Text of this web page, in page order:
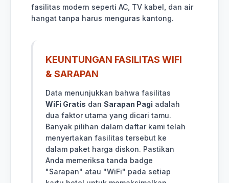
fasilitas modern seperti AC, TV kabel, dan air
hangat tanpa harus menguras kantong.
KEUNTUNGAN FASILITAS WIFI
& SARAPAN
Data menunjukkan bahwa fasilitas
WiFi Gratis dan Sarapan Pagi adalah
dua faktor utama yang dicari tamu.
Banyak pilihan dalam daftar kami telah
menyertakan fasilitas tersebut ke
dalam paket harga diskon. Pastikan
Anda memeriksa tanda badge
"Sarapan" atau "WiFi" pada setiap